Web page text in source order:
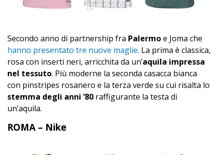
Secondo anno di partnership fra Palermoe Joma che
hanno presentato tre nuove maglie. La prima è classica,
rosa con inserti neri, arricchita da un’aquila impressa
nel tessuto. Più moderne la seconda casacca bianca
con pinstripes rosanero e la terza verde su cui risalta lo
stemma degli anni ’80 raffigurante la testa di
un’aquila.
ROMA – Nike